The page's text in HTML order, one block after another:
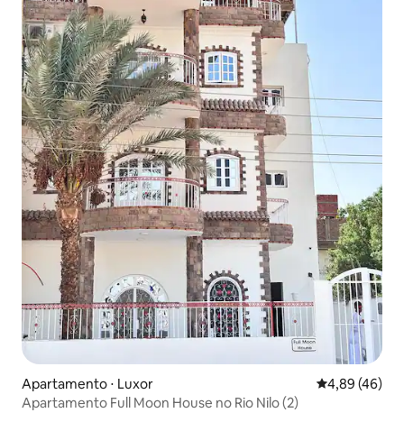
Apartamento ⋅ Luxor 4,89 de uma
4,89 (46)
Apartamento Full Moon House no Rio Nilo (2)